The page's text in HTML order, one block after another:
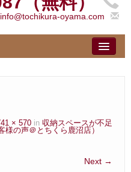
info@tochikura-oyama.com
–
金
–
× 570 in 収納スペースが不足
様の声＠とちくら鹿沼店）
Next →